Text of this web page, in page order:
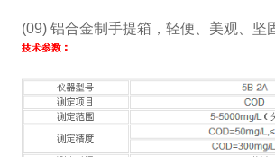
(09) 铝合金制手提箱，轻便、美观、坚